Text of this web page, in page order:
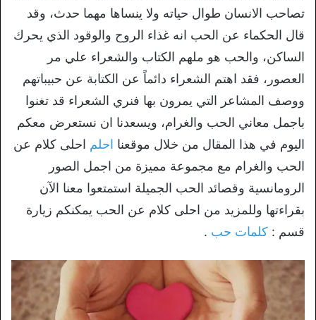
تصاحب الانسان طوال حياته ولا ينساها مهما حدث، وقد
قال الحكماء عن الحب انه غذاء الروح والوقود الذي يحرك
الساكن، والحب هو ملهم الكتاب والشعراء علي مر
العصور، فقد اهتم الشعراء دائماً عن الكتابة عن حبيباتهم
ووصف المشاعر التي يمرون بها فنري الشعراء قد تغنوا
باجمل معاني الحب والغرام، ويسعدنا ان نستعرض معكم
اليوم في هذا المقال من خلال موقعنا احلم احلى كلام عن
الحب والغرام مع مجموعة مميزة من اجمل الصور
الرومانسية وقصائد الحب الجميلة استمتعوا معنا الآن
بقراءتها وللمزيد من احلى كلام عن الحب يمكنكم زيارة
قسم : كلمات حب .